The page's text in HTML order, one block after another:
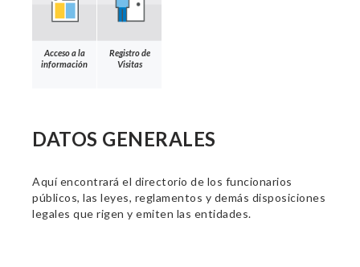
Acceso a la
información
Registro de
Visitas
DATOS GENERALES
Aquí encontrará el directorio de los funcionarios
públicos, las leyes, reglamentos y demás disposiciones
legales que rigen y emiten las entidades.